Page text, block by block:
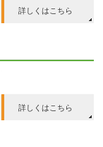
詳しくはこちら
詳しくはこちら